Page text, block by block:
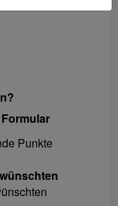
Formular
Punkte